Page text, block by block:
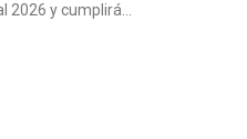
2026 y cumplirá…